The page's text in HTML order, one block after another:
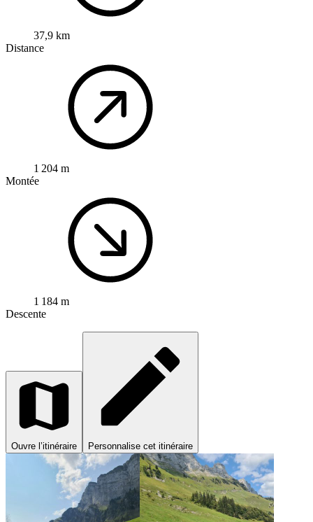
37,9 km
Distance
1 204 m
Montée
1 184 m
Descente
Ouvre l’itinéraire Personnalise cet itinéraire